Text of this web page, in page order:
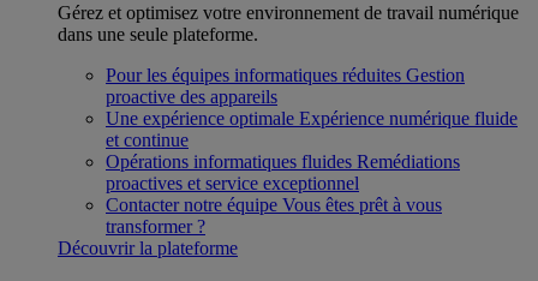
Gérez et optimisez votre environnement de travail numérique
dans une seule plateforme.
Pour les équipes informatiques réduites Gestion
proactive des appareils
Une expérience optimale Expérience numérique fluide
et continue
Opérations informatiques fluides Remédiations
proactives et service exceptionnel
Contacter notre équipe Vous êtes prêt à vous
transformer ?
Découvrir la plateforme